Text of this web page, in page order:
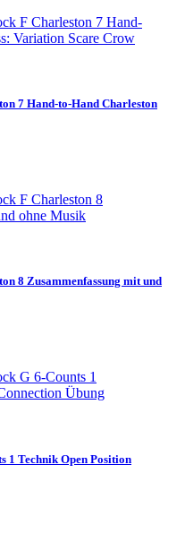
7 Hand-to-Hand Charleston
8 Zusammenfassung mit und
1 Technik Open Position